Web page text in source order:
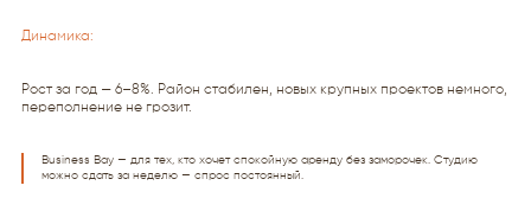
Динамика:
Рост за год — 6–8%. Район стабилен, новых крупных проектов немного,
переполнение не грозит.
Business Bay — для тех, кто хочет спокойную аренду без заморочек. Студию
можно сдать за неделю — спрос постоянный.